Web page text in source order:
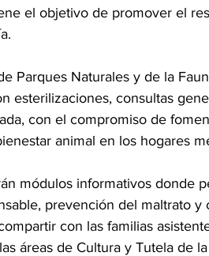
el objetivo de promover el
Parques Naturales y de la
esterilizaciones, consultas
con el compromiso de
animal en los hogares
módulos informativos donde
prevención del maltrato y
con las familias
áreas de Cultura y Tutela de